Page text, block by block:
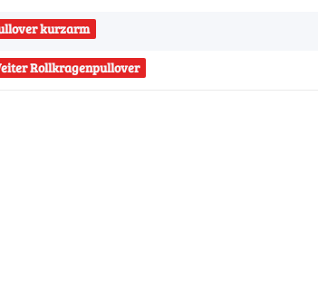
kurzarm
Rollkragenpullover